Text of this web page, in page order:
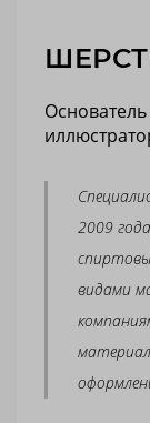
2009
видами